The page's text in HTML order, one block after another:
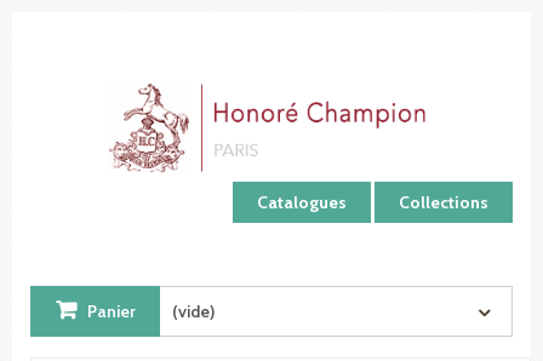
Catalogues Collections
Panier (vide)